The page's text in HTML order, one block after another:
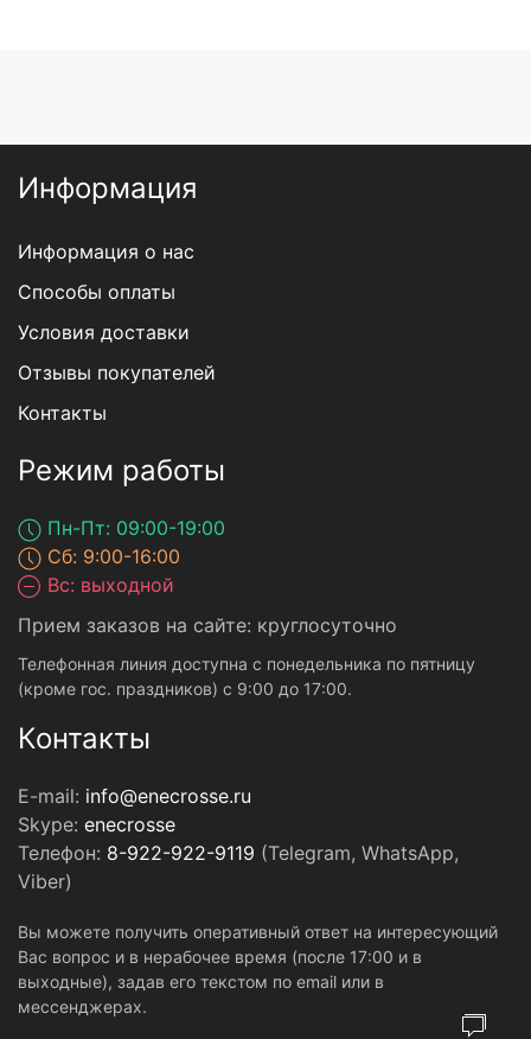
Информация
Информация о нас
Способы оплаты
Условия доставки
Отзывы покупателей
Контакты
Режим работы
Пн-Пт: 09:00-19:00
Сб: 9:00-16:00
Вс: выходной
Прием заказов на сайте: круглосуточно
Телефонная линия доступна с понедельника по пятницу
(кроме гос. праздников) с 9:00 до 17:00.
Контакты
E-mail: info@enecrosse.ru
Skype: enecrosse
Телефон: 8-922-922-9119 (Telegram, WhatsApp,
Viber)
Вы можете получить оперативный ответ на интересующий
Вас вопрос и в нерабочее время (после 17:00 и в
выходные), задав его текстом по email или в
мессенджерах.